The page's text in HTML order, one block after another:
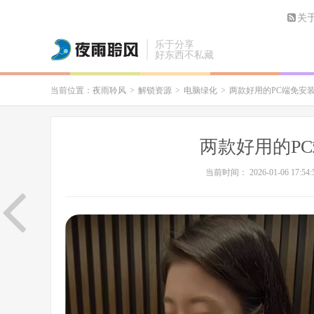
乐于分享
好东西不私藏
关
当前位置： 夜雨聆风 > 解锁资源 > 电脑绿化 > 两款好用的PC端免安
两款好用的
当前时间： 2026-01-06